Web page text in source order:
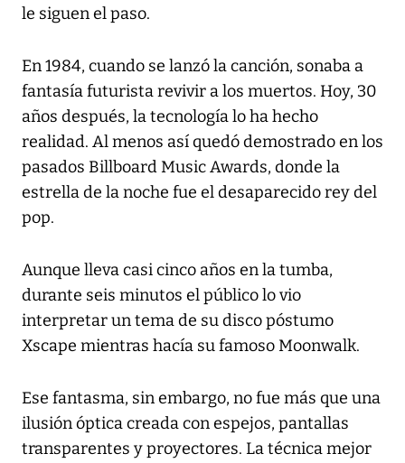
le siguen el paso.
En 1984, cuando se lanzó la canción, sonaba a
fantasía futurista revivir a los muertos. Hoy, 30
años después, la tecnología lo ha hecho
realidad. Al menos así quedó demostrado en los
pasados Billboard Music Awards, donde la
estrella de la noche fue el desaparecido rey del
pop.
Aunque lleva casi cinco años en la tumba,
durante seis minutos el público lo vio
interpretar un tema de su disco póstumo
Xscape mientras hacía su famoso Moonwalk.
Ese fantasma, sin embargo, no fue más que una
ilusión óptica creada con espejos, pantallas
transparentes y proyectores. La técnica mejor